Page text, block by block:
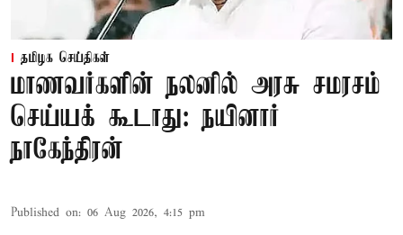
தமிழக செய்திகள்
மாணவர்களின் நலனில் அரசு சமரசம்
செய்யக் கூடாது: நயினார்
நாகேந்திரன்
Published on: 06 Aug 2026, 4:15 pm